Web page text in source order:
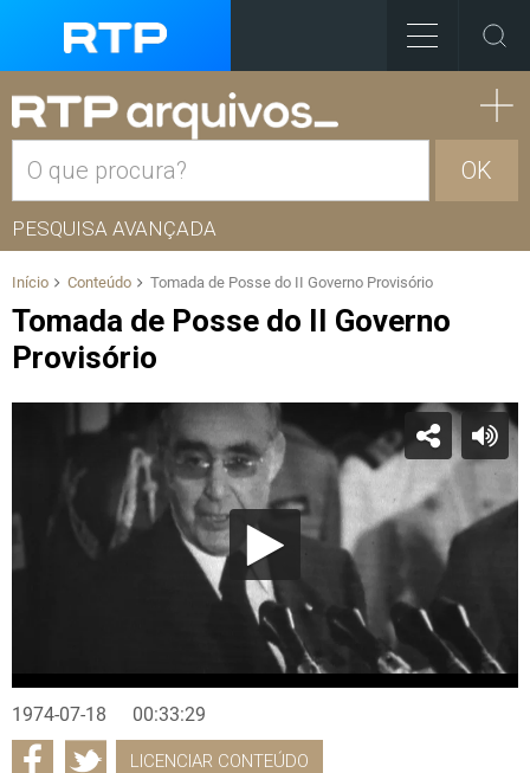
OK
PESQUISA AVANÇADA
Início Conteúdo Tomada de Posse do II Governo Provisório
Tomada de Posse do II Governo
Provisório
1974-07-18 00:33:29
LICENCIAR CONTEÚDO